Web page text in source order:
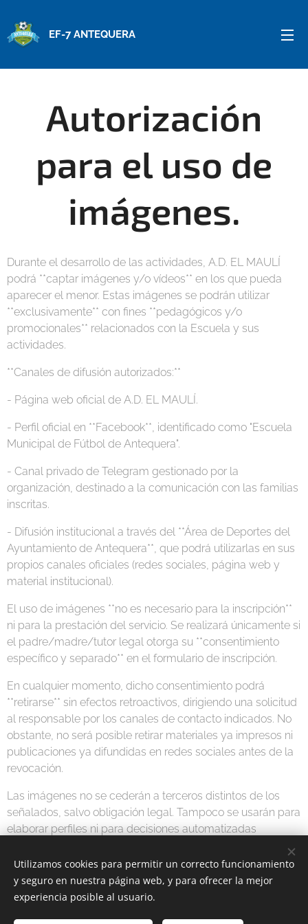
EF-7 ANTEQUERA
Autorización
para el uso de
imágenes.
Durante el desarrollo de las actividades, A.D. EL MAULÍ
podrá **captar imágenes y/o vídeos** en los que pueda
aparecer el menor. Estas imágenes se podrán utilizar
**exclusivamente** con fines **pedagógicos y/o
promocionales** relacionados con la Escuela y sus
actividades.
**Canales de difusión autorizados:**
- Página web oficial de A.D. EL MAULÍ.
- Perfil oficial en **Facebook**, identificado como "Escuela
Municipal de Fútbol de Antequera".
- Canal privado de Telegram gestionado por la
organización, destinado a la comunicación con las familias
inscritas.
- Difusión institucional a través del **Área de Deportes del
Ayuntamiento de Antequera**, que podrá utilizarlas en sus
propios canales oficiales (redes sociales, página web y
material institucional).
El uso de imágenes **no es necesario para la inscripción**
ni para la prestación del servicio. Se realizará únicamente si
el padre/madre/tutor legal otorga su **consentimiento
específico y separado** en el formulario de inscripción.
En cualquier momento, dicho consentimiento podrá
**retirarse** sin efectos retroactivos, dirigiendo una solicitud
al responsable por los canales de contacto indicados. No
obstante, no será posible retirar materiales ya impresos ni
publicaciones ya difundidas en redes sociales antes de la
revocación.
Las imágenes no se cederán a terceros distintos de los
señalados, salvo obligación legal. Tampoco se usarán para
elaborar perfiles ni para decisiones automatizadas
© 2026 E.F. Antequera | Todos los derechos reservados.
Utilizamos cookies para permitir un correcto funcionamiento
y seguro en nuestra página web, y para ofrecer la mejor
experiencia posible al usuario.